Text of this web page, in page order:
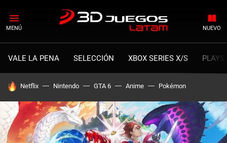
MENÚ NUEVO
VALE LA PENA SELECCIÓN XBOX SERIES X/S
HOY SE HABLA DE
Netflix Nintendo GTA 6 Anime Pokémon